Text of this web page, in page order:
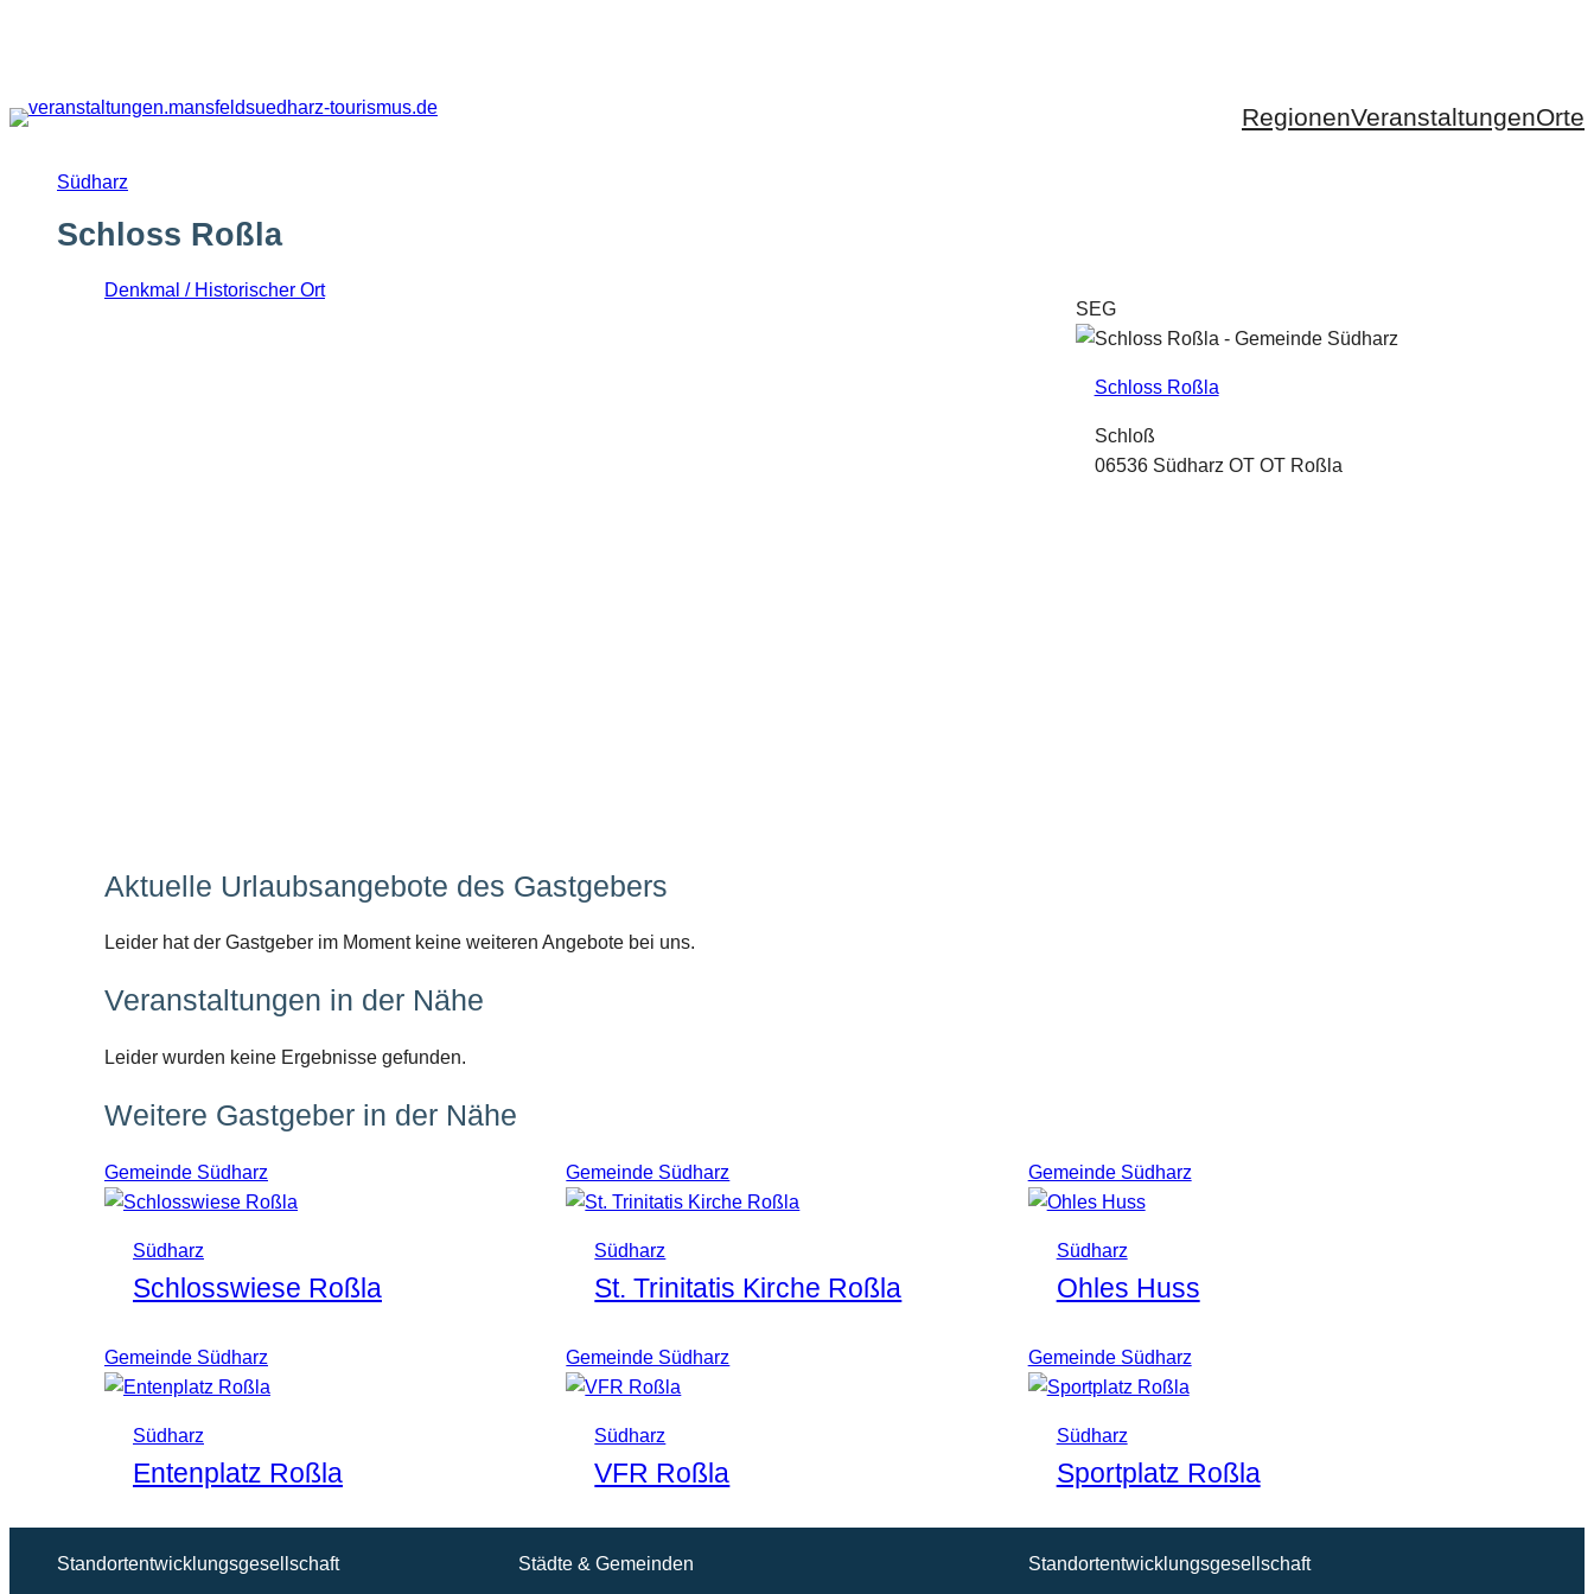
RegionenVeranstaltungenOrte
Südharz
Schloss Roßla
Denkmal / Historischer Ort
SEG
Schloss Roßla
Schloß
06536 Südharz OT OT Roßla
Aktuelle Urlaubsangebote des Gastgebers
Leider hat der Gastgeber im Moment keine weiteren Angebote bei uns.
Veranstaltungen in der Nähe
Leider wurden keine Ergebnisse gefunden.
Weitere Gastgeber in der Nähe
Gemeinde Südharz
Südharz
Schlosswiese Roßla
Gemeinde Südharz
Südharz
St. Trinitatis Kirche Roßla
Gemeinde Südharz
Südharz
Ohles Huss
Gemeinde Südharz
Südharz
Entenplatz Roßla
Gemeinde Südharz
Südharz
VFR Roßla
Gemeinde Südharz
Südharz
Sportplatz Roßla
Standortentwicklungsgesellschaft Städte & Gemeinden Standortentwicklungsgesellschaft